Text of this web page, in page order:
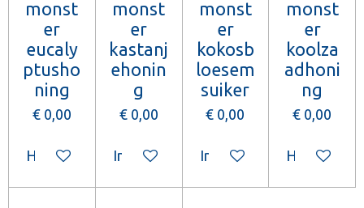
monst
er
eucaly
ptusho
ning
€ 0,00
Houd mij op de hoogte
monst
er
kastanj
ehonin
g
€ 0,00
In winkelwagen
monst
er
kokosb
loesem
suiker
€ 0,00
In winkelwagen
monst
er
koolza
adhoni
ng
€ 0,00
Houd mij